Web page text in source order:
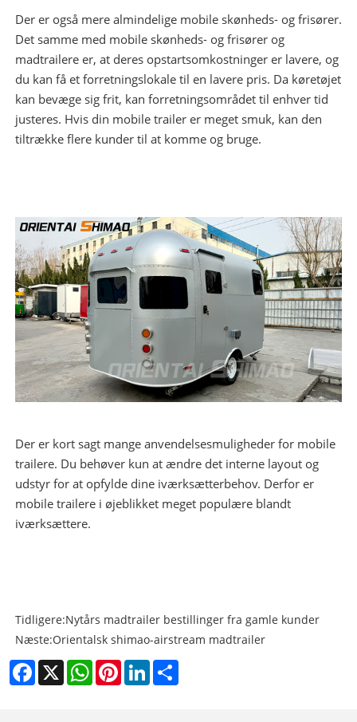
Der er også mere almindelige mobile skønheds- og frisører.
Det samme med mobile skønheds- og frisører og
madtrailere er, at deres opstartsomkostninger er lavere, og
du kan få et forretningslokale til en lavere pris. Da køretøjet
kan bevæge sig frit, kan forretningsområdet til enhver tid
justeres. Hvis din mobile trailer er meget smuk, kan den
tiltrække flere kunder til at komme og bruge.
Der er kort sagt mange anvendelsesmuligheder for mobile
trailere. Du behøver kun at ændre det interne layout og
udstyr for at opfylde dine iværksætterbehov. Derfor er
mobile trailere i øjeblikket meget populære blandt
iværksættere.
Tidligere:Nytårs madtrailer bestillinger fra gamle kunder
Næste:Orientalsk shimao-airstream madtrailer
Facebook
X WhatsAppPinterestLinkedIn